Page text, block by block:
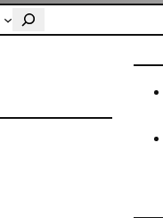
Rechercher